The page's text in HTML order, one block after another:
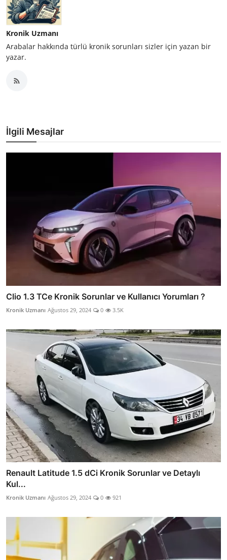
Kronik Uzmanı
Arabalar hakkında türlü kronik sorunları sizler için yazan bir
yazar.
İlgili Mesajlar
Clio 1.3 TCe Kronik Sorunlar ve Kullanıcı Yorumları ?
Kronik Uzmanı Ağustos 29, 2024 0 3.5K
Renault Latitude 1.5 dCi Kronik Sorunlar ve Detaylı
Kul...
Kronik Uzmanı Ağustos 29, 2024 0 921